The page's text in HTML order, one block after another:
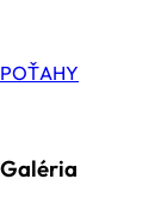
POŤAHY
Galéria